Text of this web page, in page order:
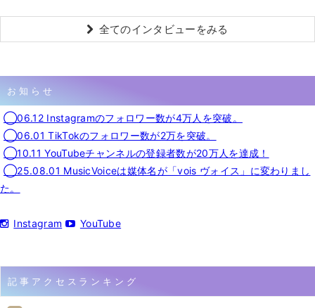
全てのインタビューをみる
お知らせ
◯06.12 Instagramのフォロワー数が4万人を突破。
◯06.01 TikTokのフォロワー数が2万を突破。
◯10.11 YouTubeチャンネルの登録者数が20万人を達成！
◯25.08.01 MusicVoiceは媒体名が「vois ヴォイス」に変わりまし
た。
Instagram YouTube
記事アクセスランキング